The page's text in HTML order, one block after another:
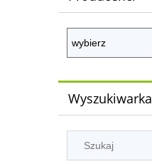
Wyszukiwarka